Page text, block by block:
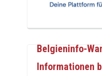
Belgieninfo-
Informationen